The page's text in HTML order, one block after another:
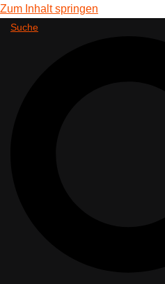
Zum Inhalt springen
Suche